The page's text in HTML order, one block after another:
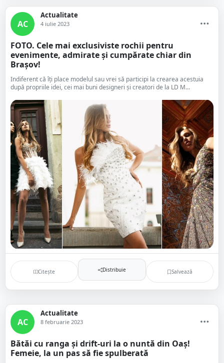
AC
Actualitate
4 iulie 2023
FOTO. Cele mai exclusiviste rochii pentru
evenimente, admirate și cumpărate chiar din
Brașov!
Indiferent că îți place modelul sau vrei să participi la crearea acestuia
după propriile idei, cei mai buni designeri și creatori de la LD M...
Citește Distribuie Salvează
AC
Actualitate
8 februarie 2023
Bătăi cu ranga și drift-uri la o nuntă din Oaș!
Femeie, la un pas să fie spulberată